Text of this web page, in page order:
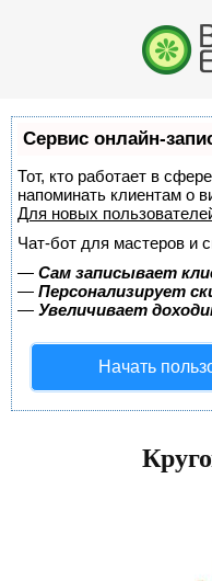
Сервис онлайн-
Тот, кто работает в
напоминать клиентам о
Для новых
Чат-бот для мастеров и
— Сам записывает
— Персонализирует
— Увеличивает
Начать